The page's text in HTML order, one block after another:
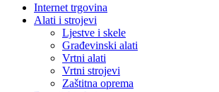
Close
Menu
Internet trgovina
Alati i strojevi
Ljestve i skele
Građevinski alati
Vrtni alati
Vrtni strojevi
Zaštitna oprema